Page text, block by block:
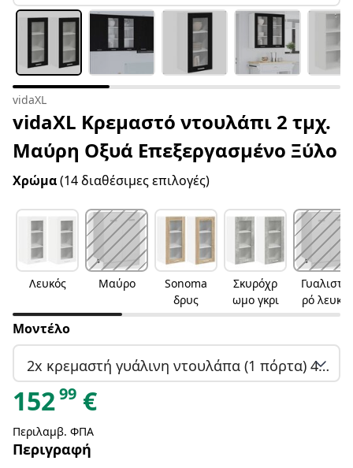
vidaXL
vidaXL Κρεμαστό ντουλάπι 2 τμχ.
Μαύρη Οξυά Επεξεργασμένο Ξύλο
Χρώμα(14 διαθέσιμες επιλογές)
Λευκός Μαύρο
Sonoma
δρυς
Σκυρόχρ
ωμο γκρι
Γυαλιστε
ρό λευκό
Μοντέλο
2x κρεμαστή γυάλινη ντουλάπα (1 πόρτα) 40 εκ. πλάτος 80 εκ. ύψος
15299 €
Περιλαμβ. ΦΠΑ
Περιγραφή